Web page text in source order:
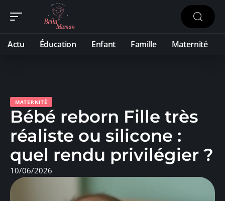
Actu Éducation Enfant Famille Maternité
MATERNITÉ
Bébé reborn Fille très
réaliste ou silicone :
quel rendu privilégier ?
10/06/2026